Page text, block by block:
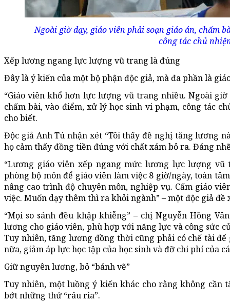
Ngoài giờ dạy, giáo viên phải soạn giáo án, chấm
công tác chủ
Xếp lương ngang lực lượng vũ trang là đúng
Đây là ý kiến của một bộ phận độc giả, mà đa phần là
“Giáo viên khổ hơn lực lượng vũ trang nhiều. Ngoài
chấm bài, vào điểm, xử lý học sinh vi phạm, công tác
cho biết.
Độc giả Anh Tú nhận xét “Tôi thấy đề nghị tăng lương
họ cảm thấy đồng tiền đúng với chất xám bỏ ra. Đáng
“Lương giáo viên xếp ngang mức lương lực lượng
phòng bộ môn để giáo viên làm việc 8 giờ/ngày, toàn
nâng cao trình độ chuyên môn, nghiệp vụ. Cấm giáo
việc. Muốn dạy thêm thì ra khỏi ngành” – một độc giả đề
“Mọi so sánh đều khập khiễng” – chị Nguyễn Hồng
lương cho giáo viên, phù hợp với năng lực và công sức
Tuy nhiên, tăng lương đồng thời cũng phải có chế tài
nữa, giảm áp lực học tập của học sinh và đỡ chi phí của
Giữ nguyên lương, bỏ “bánh vẽ”
Tuy nhiên, một luồng ý kiến khác cho rằng không cần
bớt những thứ “râu ria”.